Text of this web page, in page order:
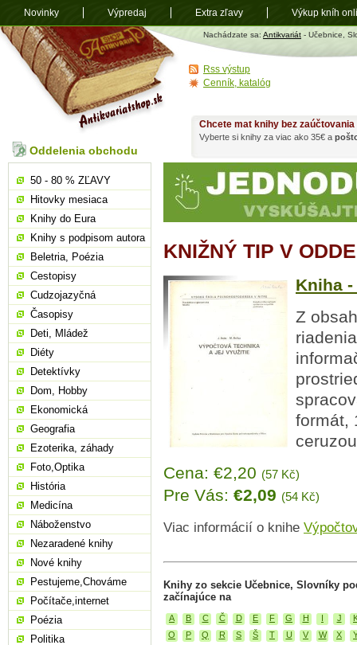
Antikvariát
shop.sk
Nachádzate sa: Antikvariát - Učebnice,
KNIŽNÝ TIP V
Kniha
Z
formát,
ceruzou
Cena: €2,20 (57 Kč)
Pre Vás: €2,09 (54 Kč)
Viac informácií o knihe
Knihy zo sekcie Učebnice, Slovníky
začínajúce na
A B C Č D E F G H I J
O
P Q R S Š T U V W X
Chcete mat knihy bez
Vyberte si knihy za viac ako 35€ a
Oddelenia obchodu
50 - 80 % ZĽAVY
Hitovky mesiaca
Knihy do Eura
Knihy s podpisom autora
Beletria, Poézia
Cestopisy
Cudzojazyčná
Časopisy
Deti, Mládež
Diéty
Detektívky
Dom, Hobby
Ekonomická
Geografia
Ezoterika, záhady
Foto,Optika
História
Medicína
Náboženstvo
Nezaradené knihy
Nové knihy
Pestujeme,Chováme
Počítače,internet
Poézia
Politika
Rss výstup
Cenník, katalóg
Novinky Výpredaj Extra zľavy Výkup kníh